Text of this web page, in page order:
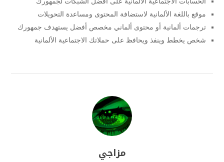
موقع باللغة الألمانية لاستضافة المحتوى ومساعدة التحويلات
ترجمات ألمانية أو محتوى ألماني مخصص أفضل يستهدف جمهورك
شخص يخطط وينفذ ويحافظ على حملاتك الاجتماعية الألمانية
مزاجي